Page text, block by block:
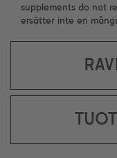
supplements do not
ersätter inte en